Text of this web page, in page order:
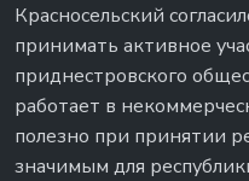
Красносельский
принимать активное
приднестровского
работает в
полезно при принятии
значимым для